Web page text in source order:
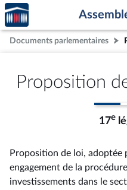
Aller au contenu
Aller en bas de la page
Accèder
à la
page
d'accueil
Documents parlementaires
Proposition
17e
Proposition de loi, adoptée
engagement de la
investissements dans le